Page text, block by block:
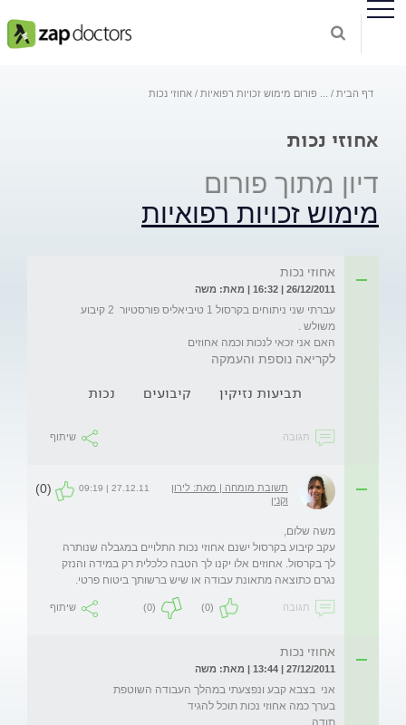
דף הבית פורום מימוש זכויות רפואיות אחוזי נכות
אחוזי נכות
דיון מתוך פורום
מימוש זכויות רפואיות
אחוזי נכות
26/12/2011 | 16:32 | מאת: משה
עברתי שני ניתוחים בקרסול 1 טיביאליס פורסטיור  2 קיבוע
האם אני זכאי לנכות וכמה אחוזים
לקריאה נוספת והעמקה
תביעות נזיקין קיבועים נכות
תגובה שיתוף
תשובת מומחה | מאת: לירון
וקנין
27.12.11 | 09:19
(0)
עקב קיבוע בקרסול ישנם אחוזי נכות התלויים במגבלה שנותרה
לך בקרסול. אחוזים אלו יקנו לך הטבה כלכלית רק במידה והנזק
נגרם כתוצאה מתאונת עבודה או שיש ברשותך ביטוח פרטי.
תגובה (0)
(0) שיתוף
אחוזי נכות
27/12/2011 | 13:44 | מאת: משה
תודה